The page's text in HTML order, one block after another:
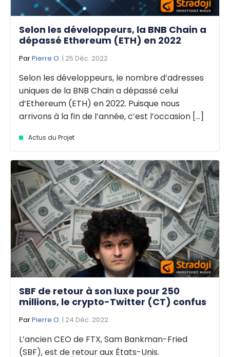
Selon les développeurs, la BNB Chain a
dépassé Ethereum (ETH) en 2022
ParPierre O. | 25 Déc. 2022
Selon les développeurs, le nombre d’adresses
uniques de la BNB Chain a dépassé celui
d’Ethereum (ETH) en 2022. Puisque nous
arrivons à la fin de l’année, c’est l’occasion [...]
Actus du Projet
SBF de retour à son luxe pour 250
millions, le crypto-Twitter (CT) confus
ParPierre O. | 24 Déc. 2022
L’ancien CEO de FTX, Sam Bankman-Fried
(SBF), est de retour aux États-Unis.